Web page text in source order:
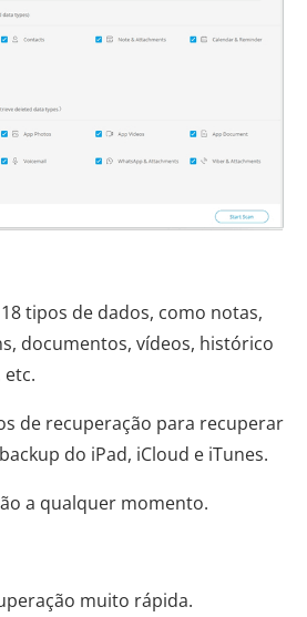
tipos de dados, como notas,
documentos, vídeos, histórico
etc.
de recuperação para recuperar
do iPad, iCloud e iTunes.
a qualquer momento.
muito rápida.